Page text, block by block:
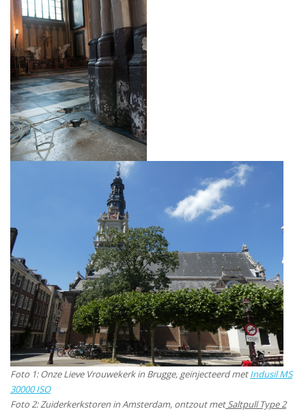
Foto 1: Onze Lieve Vrouwekerk in Brugge, geïnjecteerd metIndusil MS
30000 ISO
Foto 2: Zuiderkerkstoren in Amsterdam, ontzout metSaltpull Type 2